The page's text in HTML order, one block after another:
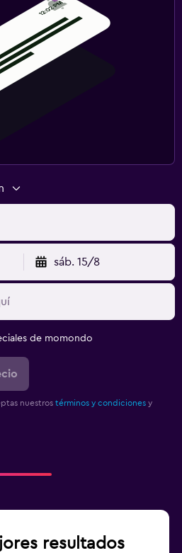
sáb. 15/8
de momondo
nuestros términos y condiciones y
resultados